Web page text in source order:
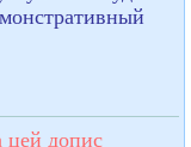
цей допис